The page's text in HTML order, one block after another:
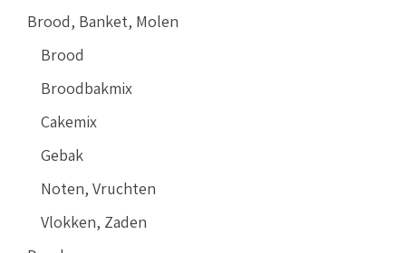
Brood, Banket, Molen
Brood
Broodbakmix
Cakemix
Gebak
Noten, Vruchten
Vlokken, Zaden